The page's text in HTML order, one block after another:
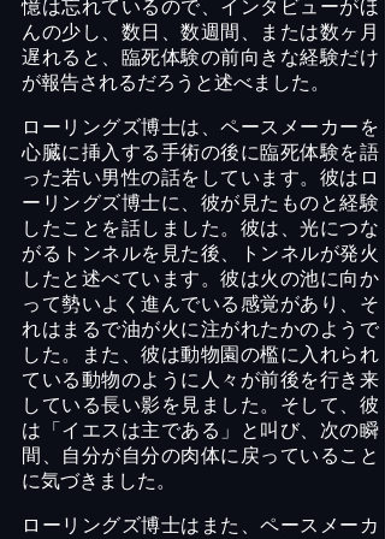
憶は忘れているので、インタビューがほ
んの少し、数日、数週間、または数ヶ月
遅れると、臨死体験の前向きな経験だけ
が報告されるだろうと述べました。
ローリングズ博士は、ペースメーカーを
心臓に挿入する手術の後に臨死体験を語
った若い男性の話をしています。彼はロ
ーリングズ博士に、彼が見たものと経験
したことを話しました。彼は、光につな
がるトンネルを見た後、トンネルが発火
したと述べています。彼は火の池に向か
って勢いよく進んでいる感覚があり、そ
れはまるで油が火に注がれたかのようで
した。また、彼は動物園の檻に入れられ
ている動物のように人々が前後を行き来
している長い影を見ました。そして、彼
は「イエスは主である」と叫び、次の瞬
間、自分が自分の肉体に戻っていること
に気づきました。
ローリングズ博士はまた、ペースメーカ